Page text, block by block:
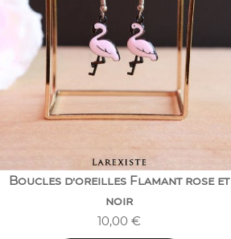
Boucles d’oreilles Flamant rose et
noir
10,00 €